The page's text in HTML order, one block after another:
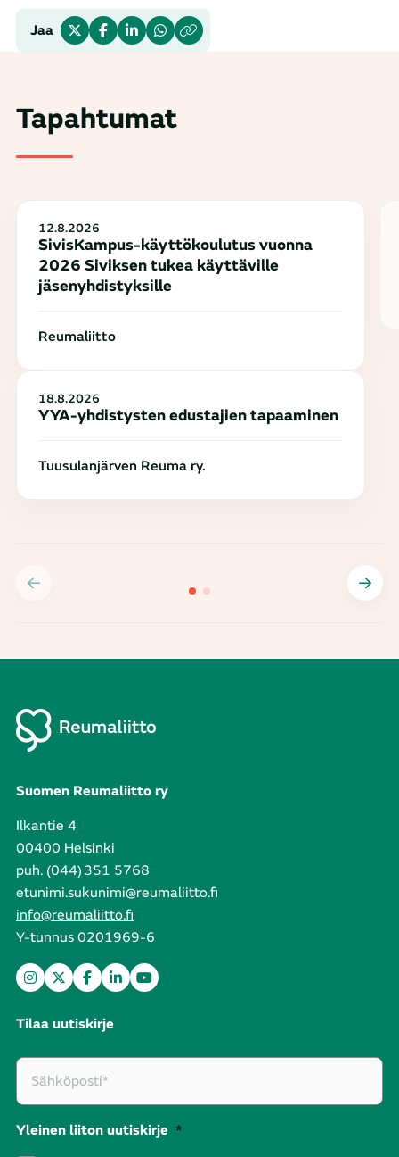
Jaa
Tapahtumat
12.8.2026
SivisKampus-käyttökoulutus vuonna
2026 Siviksen tukea käyttäville
jäsenyhdistyksille
Reumaliitto
18.8.2026
YYA-yhdistysten edustajien tapaaminen
Tuusulanjärven Reuma ry.
Suomen Reumaliitto ry
Ilkantie 4
00400 Helsinki
puh. (044) 351 5768
etunimi.sukunimi@reumaliitto.fi
info@reumaliitto.fi
Y-tunnus 0201969-6
Tilaa uutiskirje
Yleinen liiton uutiskirje *